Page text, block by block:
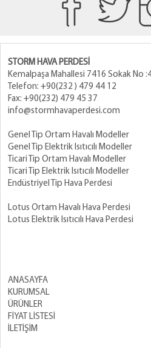
STORM HAVA PERDESİ
Kemalpaşa Mahallesi 7416 Sokak No
Telefon: +90(232 ) 479 44 12
Fax: +90(232) 479 45 37
info@stormhavaperdesi.com
Genel Tip Ortam Havalı Modeller
Genel Tip Elektrik Isıtıcılı Modeller
Ticari Tip Ortam Havalı Modeller
Ticari Tip Elektrik Isıtıcılı Modeller
Endüstriyel Tip Hava Perdesi
Lotus Ortam Havalı Hava Perdesi
Lotus Elektrik Isıtıcılı Hava Perdesi
ANASAYFA
KURUMSAL
ÜRÜNLER
FİYAT LİSTESİ
İLETİŞİM